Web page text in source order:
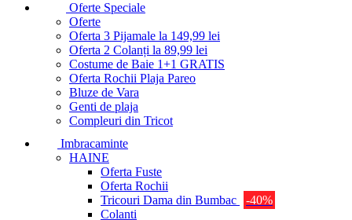
Oferte Speciale
Oferte
Oferta 3 Pijamale la 149,99 lei
Oferta 2 Colanți la 89,99 lei
Costume de Baie 1+1 GRATIS
Oferta Rochii Plaja Pareo
Bluze de Vara
Genti de plaja
Compleuri din Tricot
Imbracaminte
HAINE
Oferta Fuste
Oferta Rochii
Tricouri Dama din Bumbac
-40%
Colanti